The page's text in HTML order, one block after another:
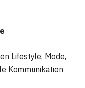
Lifestyle, Mode,
Kommunikation